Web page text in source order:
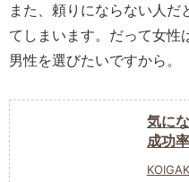
また、頼りにならない人だ
てしまいます。だって女性
男性を選びたいですから。
気に
成功